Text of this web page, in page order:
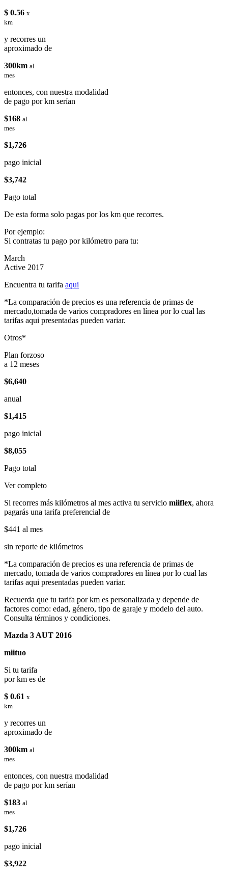
$ 0.56 x
km
y recorres un
aproximado de
300km al
mes
entonces, con nuestra modalidad
de pago por km serían
$168 al
mes
$1,726
pago inicial
$3,742
Pago total
De esta forma solo pagas por los km que recorres.
Por ejemplo:
Si contratas tu pago por kilómetro para tu:
March
Active 2017
Encuentra tu tarifa aqui
*La comparación de precios es una referencia de primas de
mercado,tomada de varios compradores en línea por lo cual las
tarifas aqui presentadas pueden variar.
Otros*
Plan forzoso
a 12 meses
$6,640
anual
$1,415
pago inicial
$8,055
Pago total
Ver completo
Si recorres más kilómetros al mes activa tu servicio miiflex, ahora
pagarás una tarifa preferencial de
$441 al mes
sin reporte de kilómetros
*La comparación de precios es una referencia de primas de
mercado, tomada de varios compradores en línea por lo cual las
tarifas aqui presentadas pueden variar.
Recuerda que tu tarifa por km es personalizada y depende de
factores como: edad, género, tipo de garaje y modelo del auto.
Consulta términos y condiciones.
Mazda 3 AUT 2016
miituo
Si tu tarifa
por km es de
$ 0.61 x
km
y recorres un
aproximado de
300km al
mes
entonces, con nuestra modalidad
de pago por km serían
$183 al
mes
$1,726
pago inicial
$3,922